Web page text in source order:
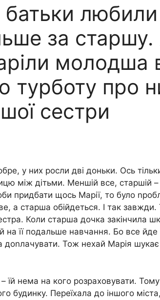
батьки
за
молодша
турботу про
сестри
у них росли дві доньки. Ось
між дітьми. Меншій все, старшій
придбати щось Марії, то було
а старша обійдеться. І так завжди.
Коли старша дочка закінчила
її подальше навчання. Бо все
доnлачувати. Тож нехай Марія
їй нема на кого розраховувати.
будинку. Переїхала до іншого